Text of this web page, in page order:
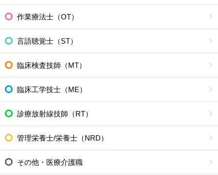
作業療法士（OT）
言語聴覚士（ST）
臨床検査技師（MT）
臨床工学技士（ME）
診療放射線技師（RT）
管理栄養士/栄養士（NRD）
その他・医療介護職